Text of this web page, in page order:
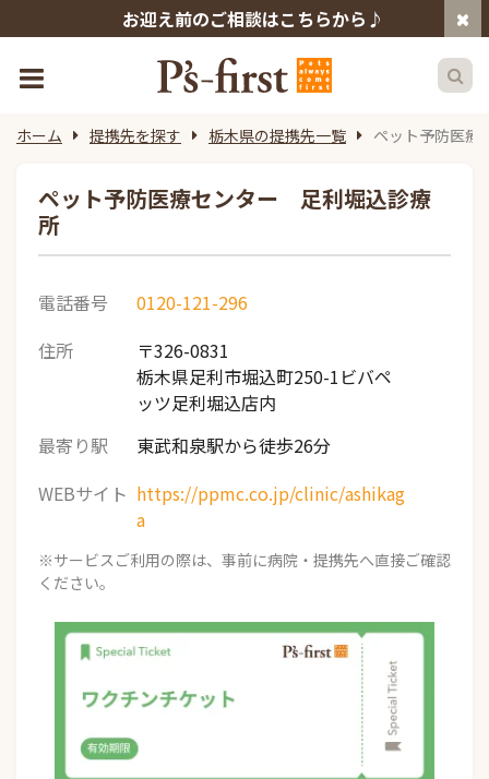
お迎え前のご相談はこちらから♪
ホーム 提携先を探す 栃木県の提携先一覧 ペット予防医
ペット予防医療センター 足利堀込診療
所
電話番号
0120-121-296
住所
〒326-0831
栃木県足利市堀込町250-1ビバペ
ッツ足利堀込店内
最寄り駅
東武和泉駅から徒歩26分
WEBサイト https://ppmc.co.jp/clinic/ashikag
a
※サービスご利用の際は、事前に病院・提携先へ直接ご確認
ください。